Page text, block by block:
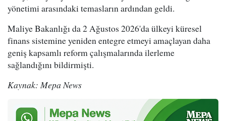
yönetimi arasındaki temasların ardından geldi.
Maliye Bakanlığı da 2 Ağustos 2026'da ülkeyi küresel
finans sistemine yeniden entegre etmeyi amaçlayan daha
geniş kapsamlı reform çalışmalarında ilerleme
sağlandığını bildirmişti.
Kaynak: Mepa News